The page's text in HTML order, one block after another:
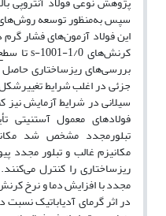
سپس به‌منظور توسعه روش‌های
بررسی‌های ریزساختاری حاصل
جزئی در اغلب شرایط
سیلانی در شرایط آزمایش نیز
فولاد‌های معمول آستنیتی
تبلور‌مجدد مشخص شد
مکانیزم غالب و تبلور مجدد
ریز‌ساختاری را کنترل
مجدد با افزایش دما و نرخ
در اثر گرمای آدیاباتیک